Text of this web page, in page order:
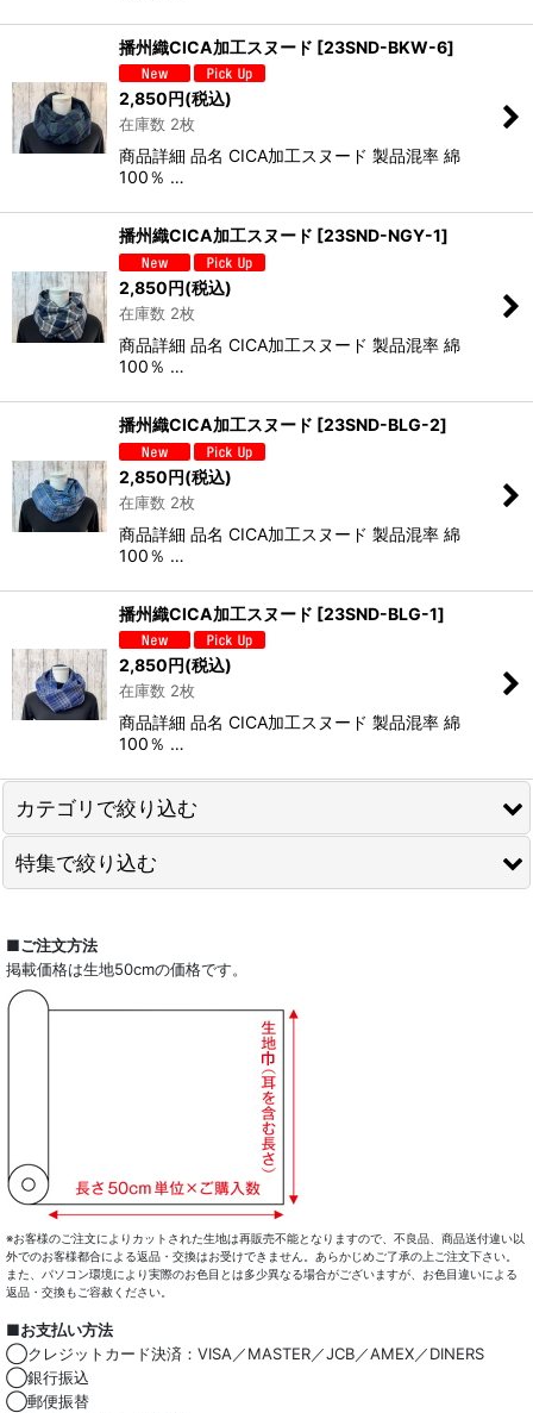
播州織CICA加工スヌード [23SND-BKW-6]
2,850円(税込)
在庫数 2枚
商品詳細 品名 CICA加工スヌード 製品混率 綿
100％ …
播州織CICA加工スヌード [23SND-NGY-1]
2,850円(税込)
在庫数 2枚
商品詳細 品名 CICA加工スヌード 製品混率 綿
100％ …
播州織CICA加工スヌード [23SND-BLG-2]
2,850円(税込)
在庫数 2枚
商品詳細 品名 CICA加工スヌード 製品混率 綿
100％ …
播州織CICA加工スヌード [23SND-BLG-1]
2,850円(税込)
在庫数 2枚
商品詳細 品名 CICA加工スヌード 製品混率 綿
100％ …
カテゴリで絞り込む
新商品
チェック柄生地
無地の生地
ハギレセット
スヌード
多機能ハンカチ
特集で絞り込む
ドレスシャツ
コート・ボトム・バッグ
マスク
小物類
綿100％
麻混
■ご注文方法
掲載価格は生地50cmの価格です。
※お客様のご注文によりカットされた生地は再販売不能となりますので、不良品、商品送付違い以
外でのお客様都合による返品・交換はお受けできません。あらかじめご了承の上ご注文下さい。
また、パソコン環境により実際のお色目とは多少異なる場合がございますが、お色目違いによる
返品・交換もご容赦ください。
■お支払い方法
◯クレジットカード決済：VISA／MASTER／JCB／AMEX／DINERS
◯銀行振込
◯郵便振替